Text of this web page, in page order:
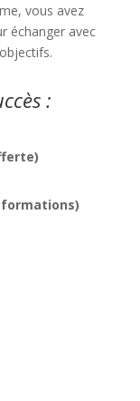
vous avez
échanger avec
: